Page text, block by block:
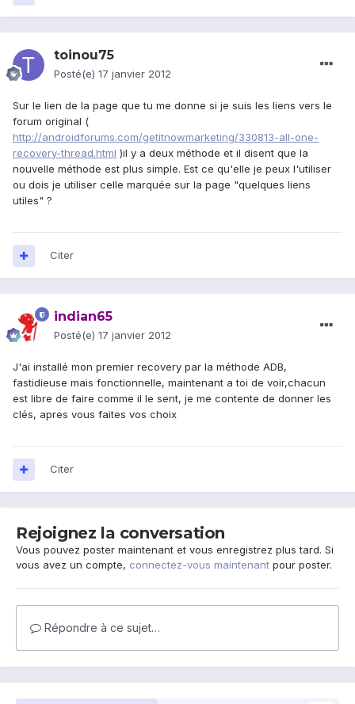
toinou75
Posté(e) 17 janvier 2012
Sur le lien de la page que tu me donne si je suis les liens vers le
forum original (
http://androidforums.com/getitnowmarketing/330813-all-one-
recovery-thread.html )il y a deux méthode et il disent que la
nouvelle méthode est plus simple. Est ce qu'elle je peux l'utiliser
ou dois je utiliser celle marquée sur la page "quelques liens
utiles" ?
Citer
indian65
Posté(e) 17 janvier 2012
J'ai installé mon premier recovery par la méthode ADB,
fastidieuse mais fonctionnelle, maintenant a toi de voir,chacun
est libre de faire comme il le sent, je me contente de donner les
clés, apres vous faites vos choix
Citer
Rejoignez la conversation
Vous pouvez poster maintenant et vous enregistrez plus tard. Si
vous avez un compte, connectez-vous maintenant pour poster.
Répondre à ce sujet…